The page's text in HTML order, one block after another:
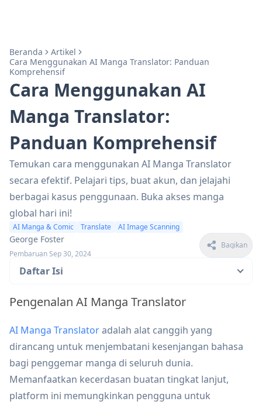
Beranda
Artikel
Cara Menggunakan AI Manga Translator: Panduan
Komprehensif
Cara Menggunakan AI
Manga Translator:
Panduan Komprehensif
Temukan cara menggunakan AI Manga Translator
secara efektif. Pelajari tips, buat akun, dan jelajahi
berbagai kasus penggunaan. Buka akses manga
global hari ini!
AI Manga & Comic Translate AI Image Scanning
George Foster
Pembaruan Sep 30, 2024
Bagikan
Daftar Isi
Pengenalan AI Manga Translator
AI Manga Translatoradalah alat canggih yang
dirancang untuk menjembatani kesenjangan bahasa
bagi penggemar manga di seluruh dunia.
Memanfaatkan kecerdasan buatan tingkat lanjut,
platform ini memungkinkan pengguna untuk